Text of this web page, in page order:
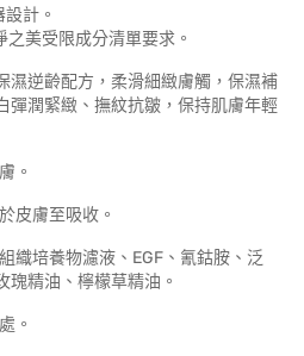
計。
美受限成分清單要求。
濕逆齡配方，柔滑細緻膚觸，保濕補
彈潤緊緻、撫紋抗皺，保持肌膚年輕
。
皮膚至吸收。
織培養物濾液、EGF、氰鈷胺、泛
瑰精油、檸檬草精油。
。